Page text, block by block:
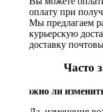
оплату при
Мы предлагаем
курьерскую
доставку
Часто
Возможно ли